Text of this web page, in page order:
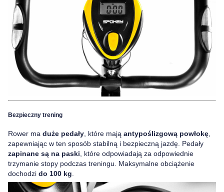
Bezpieczny trening
Rower ma duże pedały, które mają antypoślizgową powłokę,
zapewniając w ten sposób stabilną i bezpieczną jazdę. Pedały
zapinane są na paski, które odpowiadają za odpowiednie
trzymanie stopy podczas treningu. Maksymalne obciążenie
dochodzi do 100 kg.